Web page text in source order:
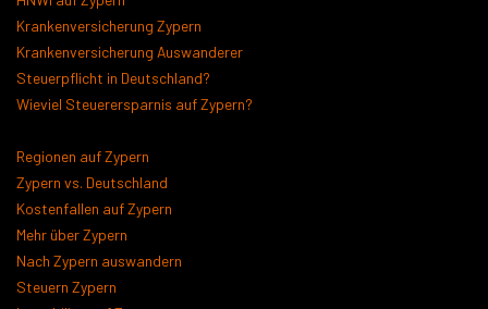
Krankenversicherung Zypern
Krankenversicherung Auswanderer
Steuerpflicht in Deutschland?
Wieviel Steuerersparnis auf Zypern?
Regionen auf Zypern
Zypern vs. Deutschland
Kostenfallen auf Zypern
Mehr über Zypern
Nach Zypern auswandern
Steuern Zypern